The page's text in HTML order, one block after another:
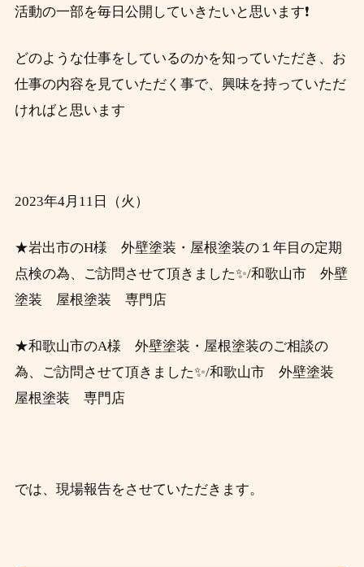
活動の一部を毎日公開していきたいと思います❗
どのような仕事をしているのかを知っていただき、お
仕事の内容を見ていただく事で、興味を持っていただ
ければと思います
2023年4月11日（火）
★岩出市のH様 外壁塗装・屋根塗装の１年目の定期
点検の為、ご訪問させて頂きました✨/和歌山市 外壁
塗装 屋根塗装 専門店
★和歌山市のA様 外壁塗装・屋根塗装のご相談の
為、ご訪問させて頂きました✨/和歌山市 外壁塗装
屋根塗装 専門店
では、現場報告をさせていただきます。